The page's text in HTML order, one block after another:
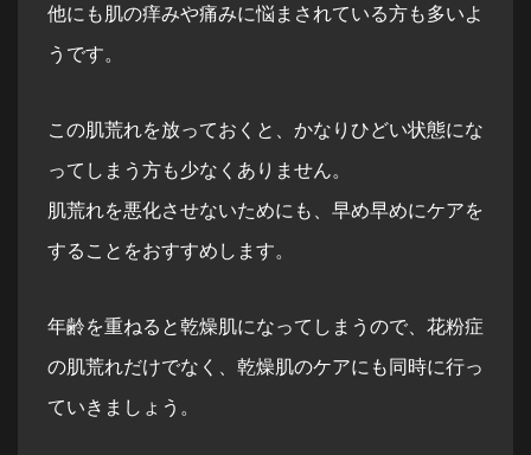
他にも肌の痒みや痛みに悩まされている方も多いよ
うです。
この肌荒れを放っておくと、かなりひどい状態にな
ってしまう方も少なくありません。
肌荒れを悪化させないためにも、早め早めにケアを
することをおすすめします。
年齢を重ねると乾燥肌になってしまうので、花粉症
の肌荒れだけでなく、乾燥肌のケアにも同時に行っ
ていきましょう。